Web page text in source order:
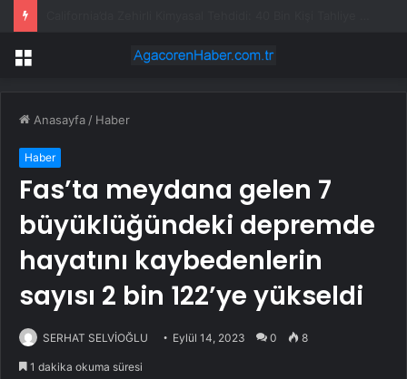
Menü
Anasayfa / Haber
Haber
Fas’ta meydana gelen 7
büyüklüğündeki depremde
hayatını kaybedenlerin
sayısı 2 bin 122’ye yükseldi
SERHAT SELVİOĞLU Eylül 14, 2023 0 8
1 dakika okuma süresi